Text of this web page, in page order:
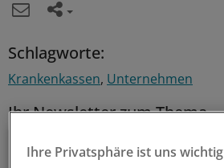
Schlagworte:
Krankenkassen Unternehmen
Ihr Newsletter zum Thema
Politik & Debatte
Ihre Privatsphäre ist uns wichtig